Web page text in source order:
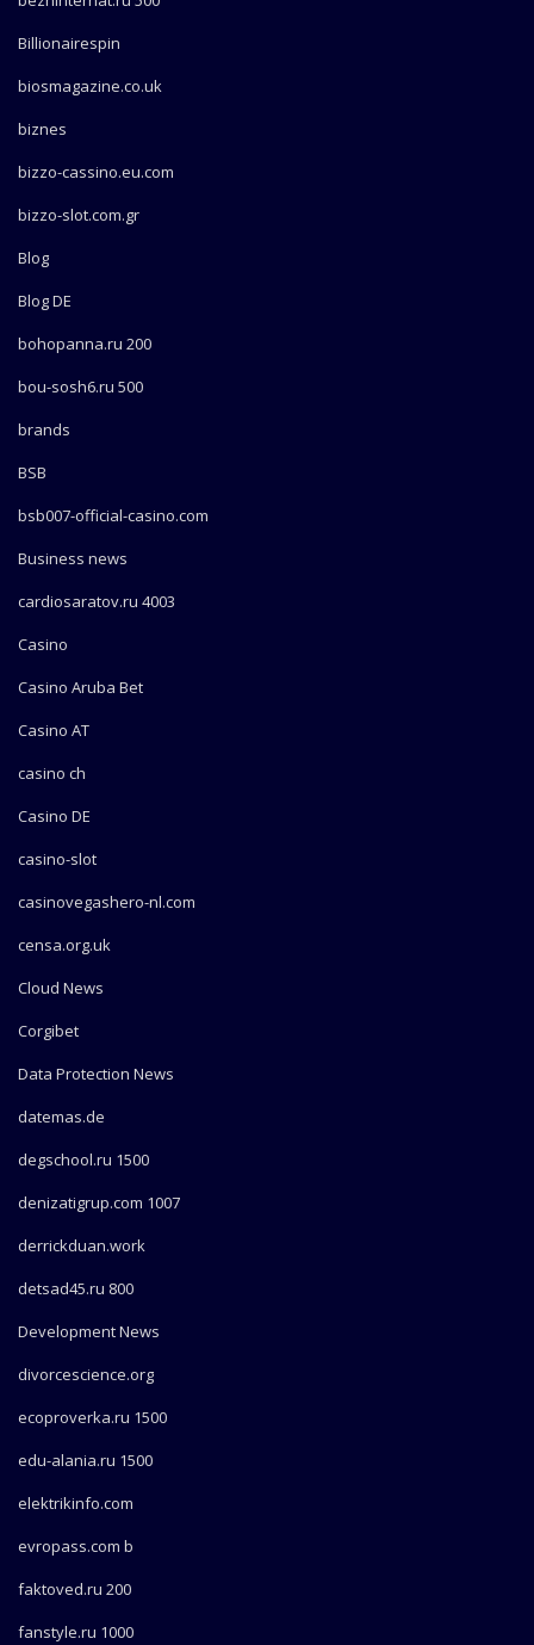
Billionairespin
biosmagazine.co.uk
biznes
bizzo-cassino.eu.com
bizzo-slot.com.gr
Blog
Blog DE
bohopanna.ru 200
bou-sosh6.ru 500
brands
BSB
bsb007-official-casino.com
Business news
cardiosaratov.ru 4003
Casino
Casino Aruba Bet
Casino AT
casino ch
Casino DE
casino-slot
casinovegashero-nl.com
censa.org.uk
Cloud News
Corgibet
Data Protection News
datemas.de
degschool.ru 1500
denizatigrup.com 1007
derrickduan.work
detsad45.ru 800
Development News
divorcescience.org
ecoproverka.ru 1500
edu-alania.ru 1500
elektrikinfo.com
evropass.com b
faktoved.ru 200
fanstyle.ru 1000